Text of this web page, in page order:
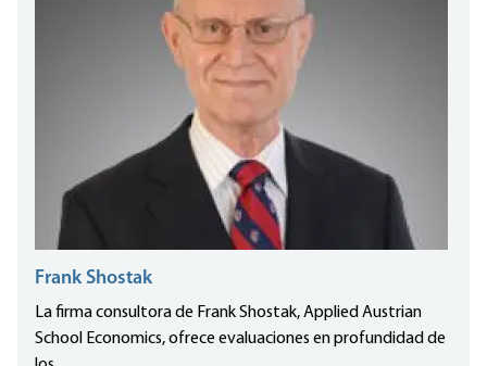
Frank Shostak
La firma consultora de Frank Shostak, Applied Austrian
School Economics, ofrece evaluaciones en profundidad de